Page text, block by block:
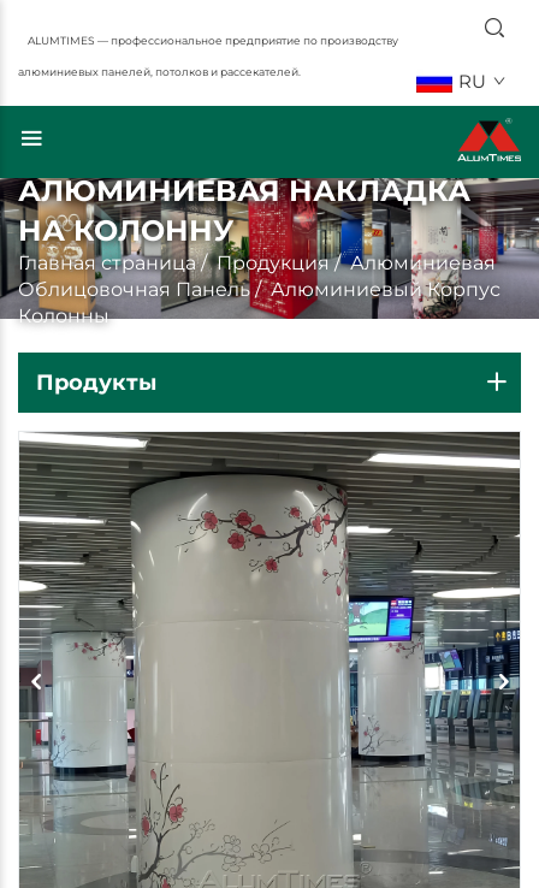
ALUMTIMES — профессиональное предприятие по производству
алюминиевых панелей, потолков и рассекателей. RU
АЛЮМИНИЕВАЯ НАКЛАДКА
НА КОЛОННУ
Главная страница/Продукция/Алюминиевая
Облицовочная Панель/Алюминиевый Корпус
Колонны
Продукты